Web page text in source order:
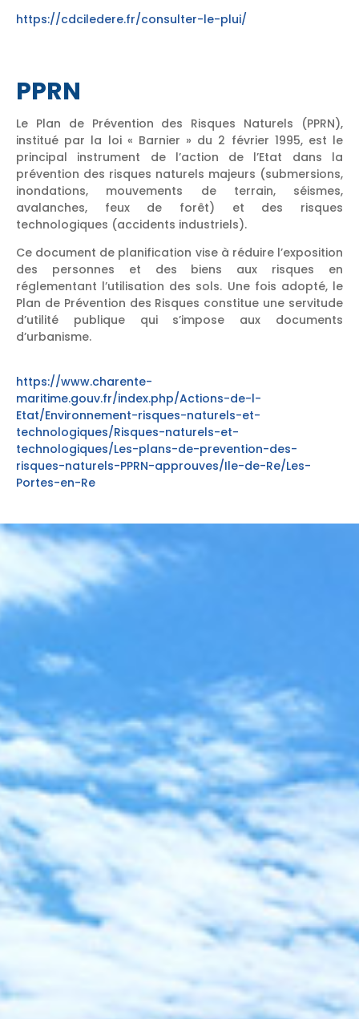
https://cdciledere.fr/consulter-le-plui/
PPRN
Le Plan de Prévention des Risques Naturels (PPRN),
institué par la loi « Barnier » du 2 février 1995, est le
principal instrument de l’action de l’Etat dans la
prévention des risques naturels majeurs (submersions,
inondations, mouvements de terrain, séismes,
avalanches, feux de forêt) et des risques
technologiques (accidents industriels).
Ce document de planification vise à réduire l’exposition
des personnes et des biens aux risques en
réglementant l’utilisation des sols. Une fois adopté, le
Plan de Prévention des Risques constitue une servitude
d’utilité publique qui s’impose aux documents
d’urbanisme.
https://www.charente-
maritime.gouv.fr/index.php/Actions-de-l-
Etat/Environnement-risques-naturels-et-
technologiques/Risques-naturels-et-
technologiques/Les-plans-de-prevention-des-
risques-naturels-PPRN-approuves/Ile-de-Re/Les-
Portes-en-Re